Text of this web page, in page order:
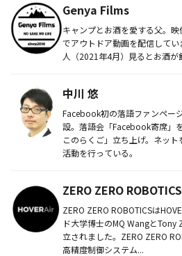
Genya Films
キャンプとお酒を愛する父。
でアウトドア動画を配信して
人（2021年4月）見るとお酒
中川 悠
Facebook初の落語ファンペー
設。落語会「Facebook寄席」
このらくご」立ち上げ。ネッ
活動を行っている。
ZERO ZERO ROBOTICS
ZERO ZERO ROBOTICSは
ド大学博士のMQ Wangと
立されました。ZERO ZERO
高精度制御システム...